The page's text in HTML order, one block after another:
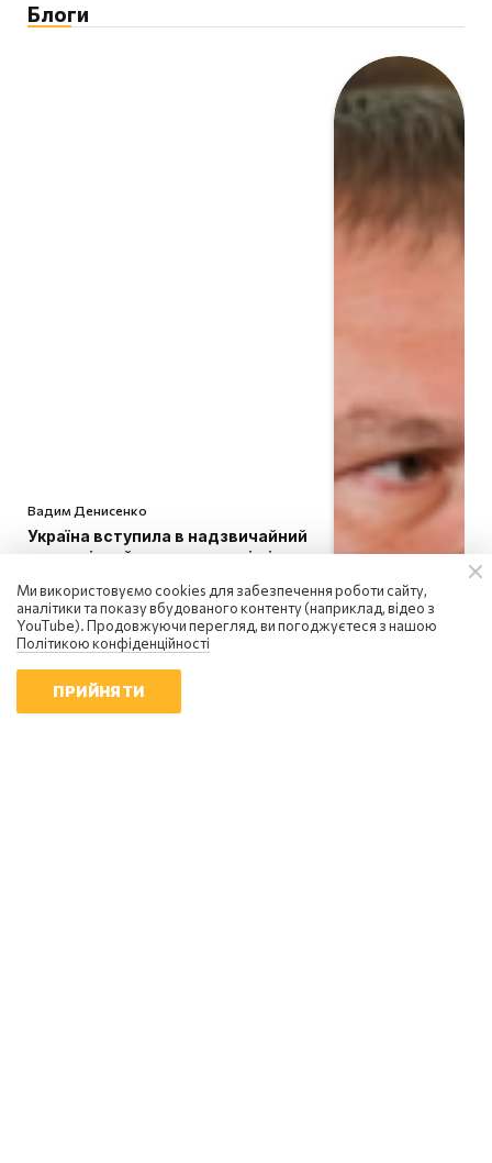
Блоги
Вадим Денисенко
Україна вступила в надзвичайний
економічний стан: чи є вихід із
08:58 | 8.08.2026
Ми використовуємо cookies для забезпечення роботи сайту,
аналітики та показу вбудованого контенту (наприклад, відео з
YouTube). Продовжуючи перегляд, ви погоджуєтеся з нашою
Політикою конфіденційності
ПРИЙНЯТИ